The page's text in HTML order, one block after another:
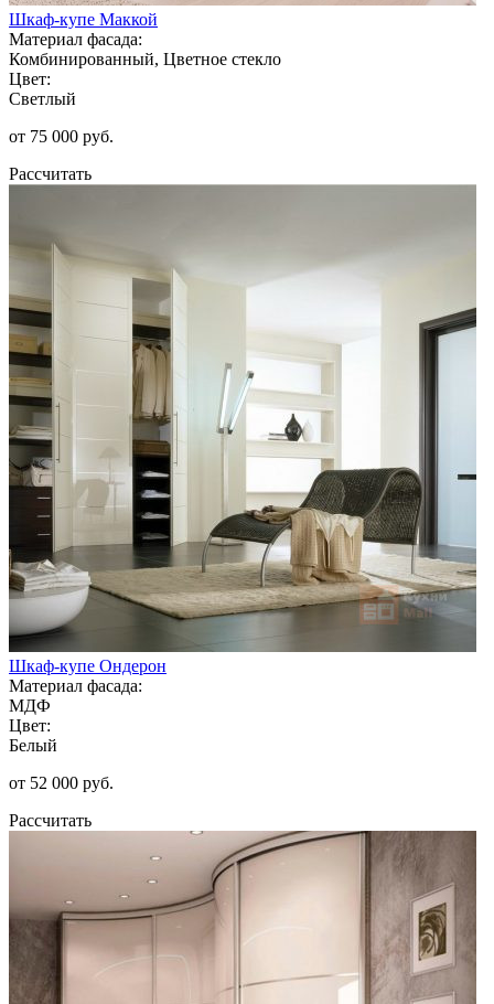
Шкаф-купе Маккой
Материал фасада:
Комбинированный, Цветное стекло
Цвет:
Светлый
от 75 000 руб.
Рассчитать
Шкаф-купе Ондерон
Материал фасада:
МДФ
Цвет:
Белый
от 52 000 руб.
Рассчитать